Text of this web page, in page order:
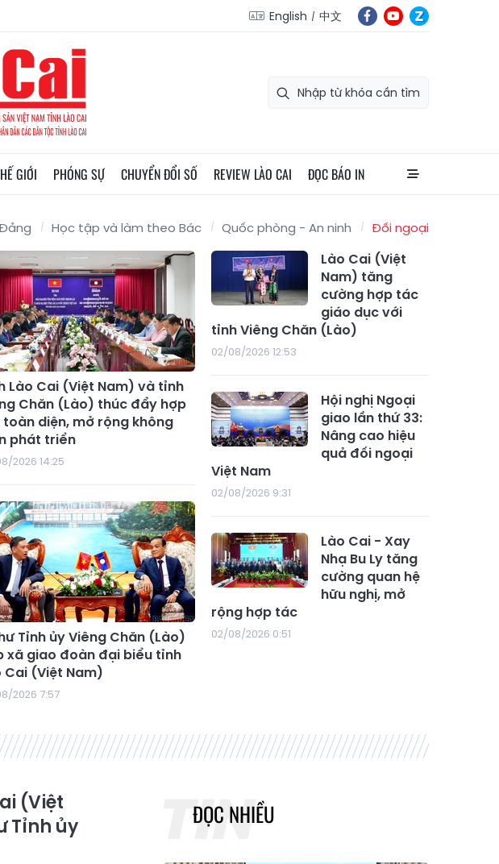
English 中文
GIỚI PHÓNG SỰ CHUYỂN ĐỔI SỐ REVIEW LÀO CAI ĐỌC BÁO IN
Học tập và làm theo Bác Quốc phòng - An ninh Đối ngoại
Lào Cai (Việt Nam) và tỉnh
Chăn (Lào) thúc đẩy hợp
diện, mở rộng không
phát triển
2026 14:25
Tỉnh ủy Viêng Chăn (Lào)
xã giao đoàn đại biểu tỉnh
Cai (Việt Nam)
2026 7:57
Lào Cai (Việt
Nam) tăng
cường hợp tác
giáo dục với
tỉnh Viêng Chăn (Lào)
02/08/2026 12:53
Hội nghị Ngoại
giao lần thứ 33:
Nâng cao hiệu
quả đối ngoại
Việt Nam
02/08/2026 9:31
Lào Cai - Xay
Nhạ Bu Ly tăng
cường quan hệ
hữu nghị, mở
rộng hợp tác
02/08/2026 0:51
(Việt
Tỉnh ủy
ĐỌC NHIỀU